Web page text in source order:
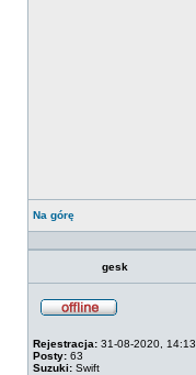
Na górę
gesk
Rejestracja: 31-08-2020, 14:13
Posty: 63
Suzuki: Swift